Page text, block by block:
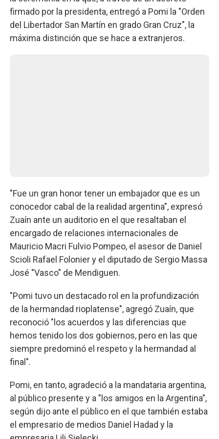
firmado por la presidenta, entregó a Pomi la "Orden
del Libertador San Martín en grado Gran Cruz", la
máxima distinción que se hace a extranjeros.
"Fue un gran honor tener un embajador que es un
conocedor cabal de la realidad argentina", expresó
Zuaín ante un auditorio en el que resaltaban el
encargado de relaciones internacionales de
Mauricio Macri Fulvio Pompeo, el asesor de Daniel
Scioli Rafael Folonier y el diputado de Sergio Massa
José "Vasco" de Mendiguen.
"Pomi tuvo un destacado rol en la profundización
de la hermandad rioplatense", agregó Zuaín, que
reconoció "los acuerdos y las diferencias que
hemos tenido los dos gobiernos, pero en las que
siempre predominó el respeto y la hermandad al
final".
Pomi, en tanto, agradeció a la mandataria argentina,
al público presente y a "los amigos en la Argentina",
según dijo ante el público en el que también estaba
el empresario de medios Daniel Hadad y la